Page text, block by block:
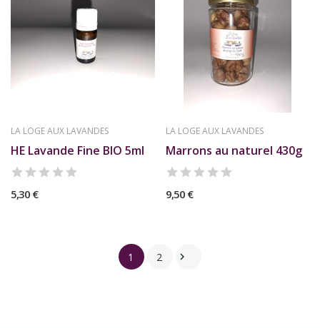
LA LOGE AUX LAVANDES
HE Lavande Fine BIO 5ml
5,30 €
LA LOGE AUX LAVANDES
Marrons au naturel 430g
9,50 €
1 2 